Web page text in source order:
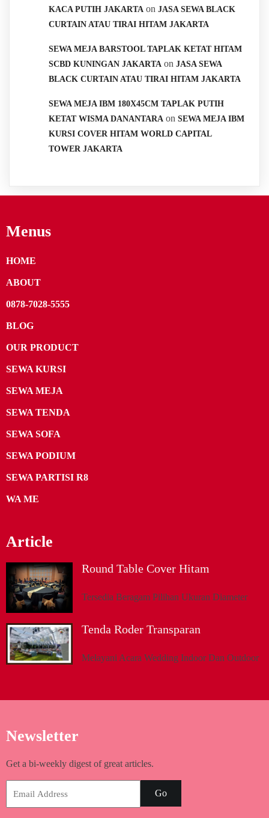
KACA PUTIH JAKARTA on JASA SEWA BLACK
CURTAIN ATAU TIRAI HITAM JAKARTA
SEWA MEJA BARSTOOL TAPLAK KETAT HITAM
SCBD KUNINGAN JAKARTA on JASA SEWA
BLACK CURTAIN ATAU TIRAI HITAM JAKARTA
SEWA MEJA IBM 180X45CM TAPLAK PUTIH
KETAT WISMA DANANTARA on SEWA MEJA IBM
KURSI COVER HITAM WORLD CAPITAL
TOWER JAKARTA
Menus
HOME
ABOUT
0878-7028-5555
BLOG
OUR PRODUCT
SEWA KURSI
SEWA MEJA
SEWA TENDA
SEWA SOFA
SEWA PODIUM
SEWA PARTISI R8
WA ME
Article
Round Table Cover Hitam
Tersedia Beragam Pilihan Ukuran Diameter
Tenda Roder Transparan
Melayani Acara Wedding Indoor Dan Outdoor
Newsletter
Get a bi-weekly digest of great articles.
Go